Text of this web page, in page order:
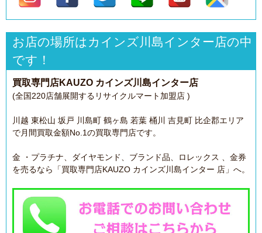
お店の場所はカインズ川島インター店の中
です！
買取専門店KAUZO カインズ川島インター店
(全国220店舗展開するリサイクルマート加盟店 )
川越 東松山 坂戸 川島町 鶴ヶ島 若葉 桶川 吉見町 比企郡エリア
で月間買取金額No.1の買取専門店です。
金 ・プラチナ、ダイヤモンド、ブランド品、ロレックス 、金券
を売るなら「買取専門店KAUZO カインズ川島インター 店」へ。